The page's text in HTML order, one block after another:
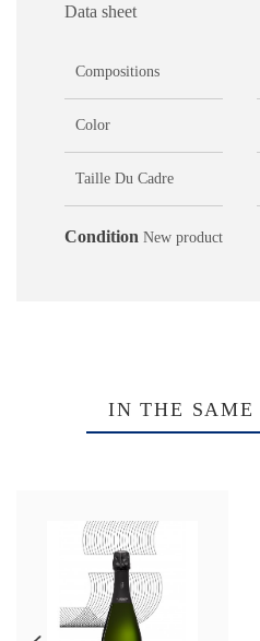
Data sheet
Compositions
Color
Taille Du Cadre
Condition New product
IN THE SAME